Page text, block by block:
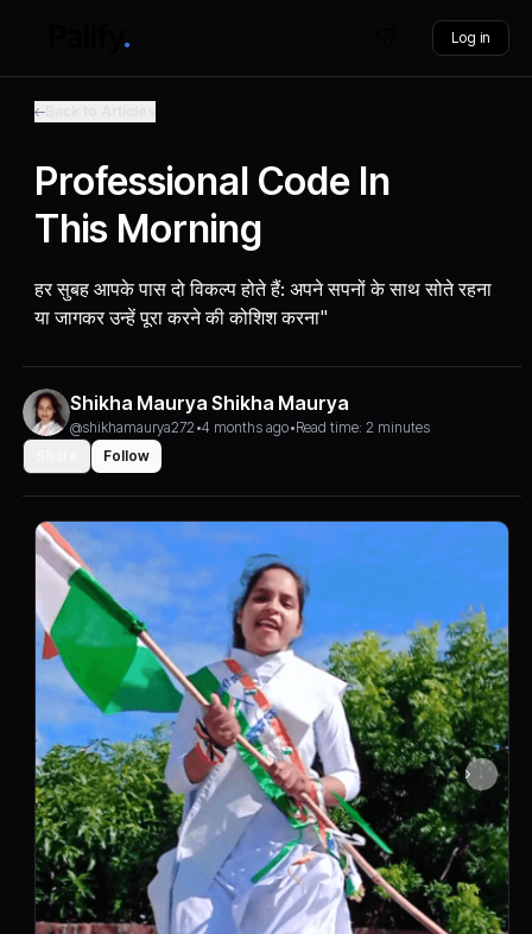
Log in
Professional Code In
This Morning
हर सुबह आपके पास दो विकल्प होते हैं: अपने सपनों के साथ सोते रहना
या जागकर उन्हें पूरा करने की कोशिश करना"
Shikha Maurya Shikha Maurya
@shikhamaurya272 •4 months ago•Read time: 2 minutes
Follow